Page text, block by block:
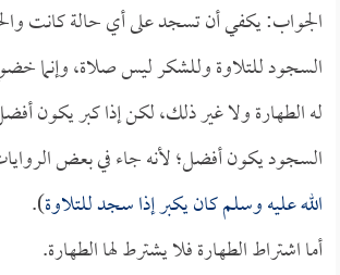
الجواب: يكفي أن تسجد على أي حالة كانت
السجود للتلاوة وللشكر ليس صلاة، وإنما
له الطهارة ولا غير ذلك، لكن إذا كبر يكون
السجود يكون أفضل؛ لأنه جاء في بعض
الله عليه وسلم كان يكبر إذا سجد للتلاوة).
أما اشتراط الطهارة فلا يشترط لها الطهارة.